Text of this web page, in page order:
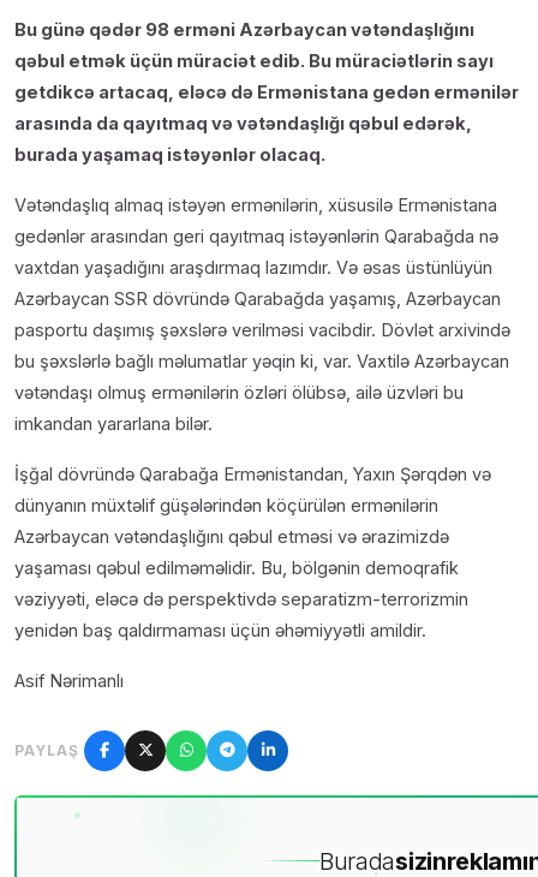
Bu günə qədər 98 erməni Azərbaycan vətəndaşlığını
qəbul etmək üçün müraciət edib. Bu müraciətlərin sayı
getdikcə artacaq, eləcə də Ermənistana gedən ermənilər
arasında da qayıtmaq və vətəndaşlığı qəbul edərək,
burada yaşamaq istəyənlər olacaq.
Vətəndaşlıq almaq istəyən ermənilərin, xüsusilə Ermənistana
gedənlər arasından geri qayıtmaq istəyənlərin Qarabağda nə
vaxtdan yaşadığını araşdırmaq lazımdır. Və əsas üstünlüyün
Azərbaycan SSR dövründə Qarabağda yaşamış, Azərbaycan
pasportu daşımış şəxslərə verilməsi vacibdir. Dövlət arxivində
bu şəxslərlə bağlı məlumatlar yəqin ki, var. Vaxtilə Azərbaycan
vətəndaşı olmuş ermənilərin özləri ölübsə, ailə üzvləri bu
imkandan yararlana bilər.
İşğal dövründə Qarabağa Ermənistandan, Yaxın Şərqdən və
dünyanın müxtəlif güşələrindən köçürülən ermənilərin
Azərbaycan vətəndaşlığını qəbul etməsi və ərazimizdə
yaşaması qəbul edilməməlidir. Bu, bölgənin demoqrafik
vəziyyəti, eləcə də perspektivdə separatizm-terrorizmin
yenidən baş qaldırmaması üçün əhəmiyyətli amildir.
Asif Nərimanlı
PAYLAŞ
Buradasizin